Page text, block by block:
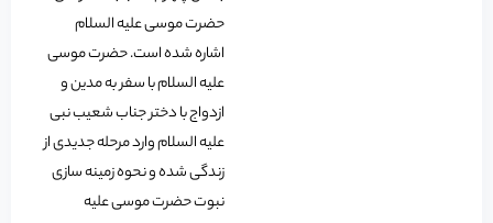
حضرت موسی علیه السلام
اشاره شده است. حضرت موسی
علیه السلام با سفر به مدین و
ازدواج با دختر جناب شعیب نبی
علیه السلام وارد مرحله جدیدی از
زندگی شده و نحوه زمینه سازی
نبوت حضرت موسی علیه